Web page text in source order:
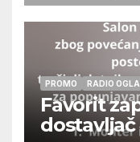
PROMO RADIO
Favorit